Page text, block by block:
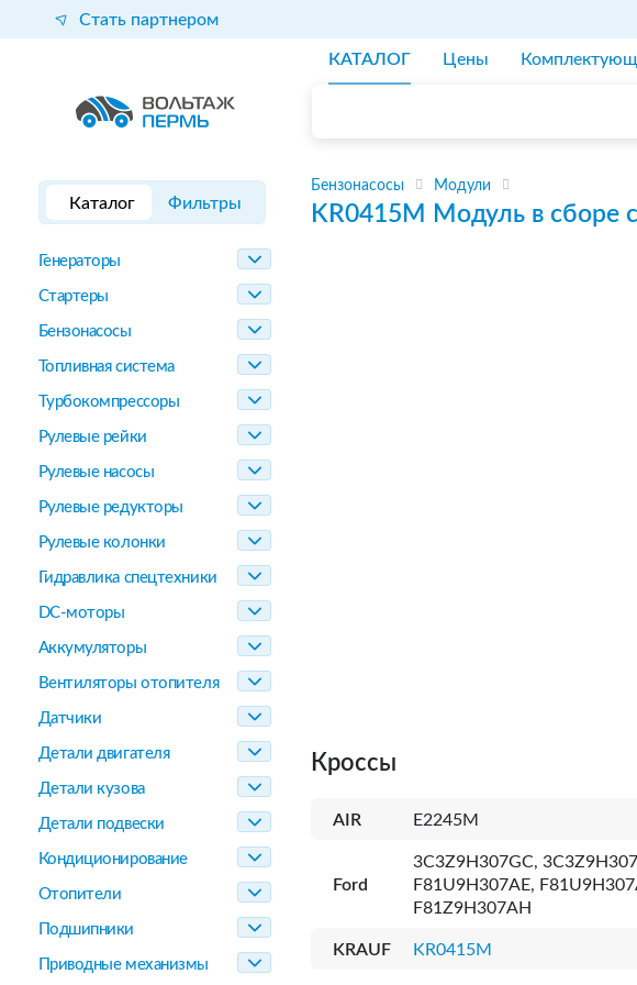
Стать партнером
КАТАЛОГ Цены
Каталог Фильтры
Генераторы
Стартеры
Бензонасосы
Топливная система
Турбокомпрессоры
Рулевые рейки
Рулевые насосы
Рулевые редукторы
Рулевые колонки
Гидравлика спецтехники
DC-моторы
Аккумуляторы
Вентиляторы отопителя
Датчики
Детали двигателя
Детали кузова
Детали подвески
Кондиционирование
Отопители
Подшипники
Приводные механизмы
Бензонасосы Модули
KR0415M Модуль в сборе
Кроссы
AIR E2245M
Ford
3C3Z9H307GC,
F81U9H307AE,
F81Z9H307AH
KRAUF KR0415M